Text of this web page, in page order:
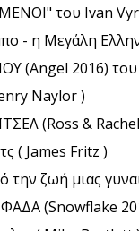
του Ivan
- η Μεγάλη
(Angel 2016) του
Naylor )
(Ross &
( James Fritz )
την ζωή μιας
(Snowflake